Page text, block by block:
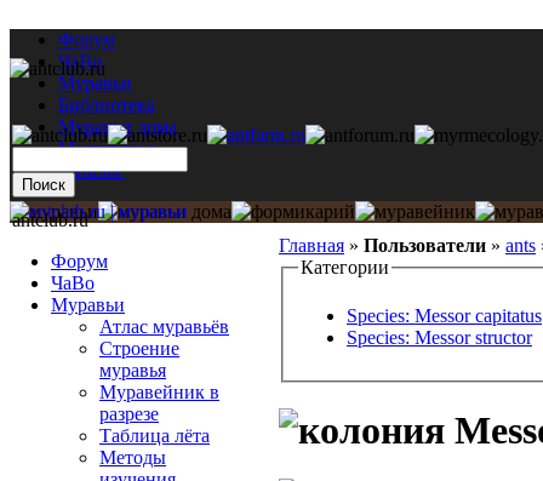
Форум
ЧаВо
Муравьи
Библиотека
Муравьи дома
Мастерская
Каталог
Главная » Пользователи » ants
Категории
Species: Messor capitatus
Species: Messor structor
antclub.ru
Форум
ЧаВо
Муравьи
Атлас муравьёв
Строение
муравья
Муравейник в
разрезе
Таблица лёта
Методы